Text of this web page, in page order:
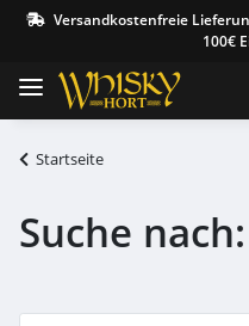
Versandkostenfreie
100€
Startseite
Suche